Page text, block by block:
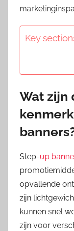
Key
Wat zijn
Step-up
opvallende
zijn
kunnen snel
zijn voor